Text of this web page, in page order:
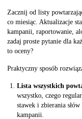
Zacznij od listy
co miesiąc. Aktualizacje
kampanii, raportowanie,
zadaj proste pytanie dla
to oceny?
Praktyczny sposób
Lista wszystkich
wszystko, czego
stawek i zbierania
kampanii.